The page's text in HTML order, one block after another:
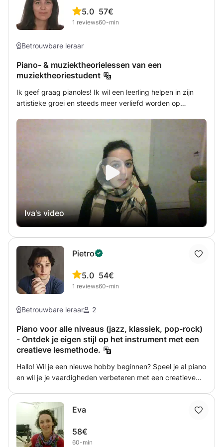
5.0
1 reviews
57€
60-min
Betrouwbare leraar
Piano- & muziektheorielessen van een
muziektheoriestudent
Ik geef graag pianoles! Ik wil een leerling helpen in zijn
artistieke groei en steeds meer verliefd worden op
spelen. Ik bied ook lessen in muziektheorie aan voor
studenten die muziek willen leren schrijven, muziek willen
horen en de concepten ervan willen begrijpen.
Iva's video
Pietro
5.0
1 reviews
54€
60-min
Betrouwbare leraar 2
Piano voor alle niveaus (jazz, klassiek, pop-rock)
- Ontdek je eigen stijl op het instrument met een
creatieve lesmethode.
Hallo! Wil je een nieuwe hobby beginnen? Speel je al piano
en wil je je vaardigheden verbeteren met een creatieve
concepten van elke pianostijl leren (klassiek, jazz, pop-
rock...), en als je van improvisatie en jazz houdt, dan
kunnen we het nog beter met elkaar vinden! Ik bied zeer
persoonlijke lessen aan, afgestemd op uw niveau en
Eva
58€
60-min